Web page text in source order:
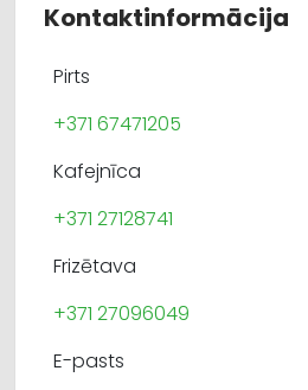
Kontaktinformācija
Pirts
+371 67471205
Kafejnīca
+371 27128741
Frizētava
+371 27096049
E-pasts